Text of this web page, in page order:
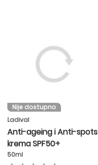
Nije dostupno
Ladival
Anti-ageing i Anti-spots
krema SPF50+
50ml